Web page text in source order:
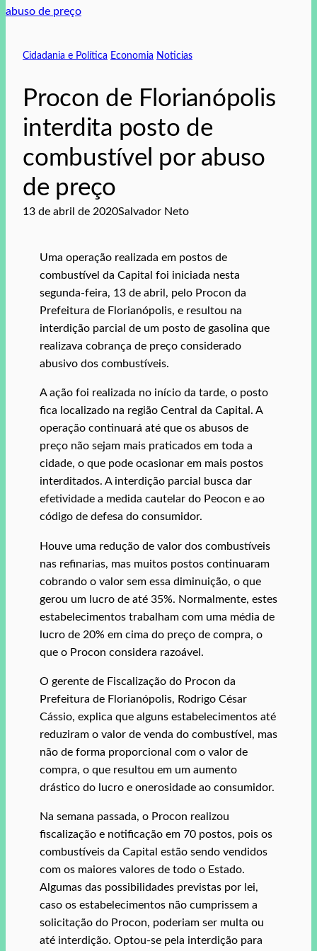
Cidadania e Política Economia Noticias
Procon de Florianópolis
interdita posto de
combustível por abuso
de preço
13 de abril de 2020Salvador Neto
Uma operação realizada em postos de
combustível da Capital foi iniciada nesta
segunda-feira, 13 de abril, pelo Procon da
Prefeitura de Florianópolis, e resultou na
interdição parcial de um posto de gasolina que
realizava cobrança de preço considerado
abusivo dos combustíveis.
A ação foi realizada no início da tarde, o posto
fica localizado na região Central da Capital. A
operação continuará até que os abusos de
preço não sejam mais praticados em toda a
cidade, o que pode ocasionar em mais postos
interditados. A interdição parcial busca dar
efetividade a medida cautelar do Peocon e ao
código de defesa do consumidor.
Houve uma redução de valor dos combustíveis
nas refinarias, mas muitos postos continuaram
cobrando o valor sem essa diminuição, o que
gerou um lucro de até 35%. Normalmente, estes
estabelecimentos trabalham com uma média de
lucro de 20% em cima do preço de compra, o
que o Procon considera razoável.
O gerente de Fiscalização do Procon da
Prefeitura de Florianópolis, Rodrigo César
Cássio, explica que alguns estabelecimentos até
reduziram o valor de venda do combustível, mas
não de forma proporcional com o valor de
compra, o que resultou em um aumento
drástico do lucro e onerosidade ao consumidor.
Na semana passada, o Procon realizou
fiscalização e notificação em 70 postos, pois os
combustíveis da Capital estão sendo vendidos
com os maiores valores de todo o Estado.
Algumas das possibilidades previstas por lei,
caso os estabelecimentos não cumprissem a
solicitação do Procon, poderiam ser multa ou
até interdição. Optou-se pela interdição para